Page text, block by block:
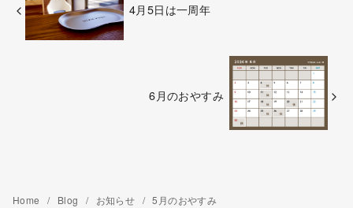
4月5日は一周年
6月のおやすみ
Home Blog お知らせ 5月のおやすみ